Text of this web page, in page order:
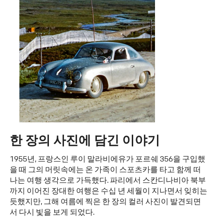
한 장의 사진에 담긴 이야기
1955년, 프랑스인 루이 말라비에유가 포르쉐 356을 구입했
을 때 그의 머릿속에는 온 가족이 스포츠카를 타고 함께 떠
나는 여행 생각으로 가득했다. 파리에서 스칸디나비아 북부
까지 이어진 장대한 여행은 수십 년 세월이 지나면서 잊히는
듯했지만, 그해 여름에 찍은 한 장의 컬러 사진이 발견되면
서 다시 빛을 보게 되었다.